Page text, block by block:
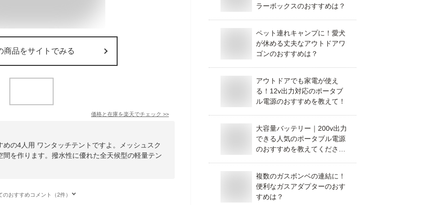
商品をサイトでみる
価格と在庫を楽天でチェック >>
の4人用 ワンタッチテントですよ。メッシュスク
を作ります。撥水性に優れた全天候型の軽量テン
のおすすめコメント（2件）
ラーボックスのおすすめは？
ペット連れキャンプに！愛犬
が休める丈夫なアウトドアワ
ゴンのおすすめは？
アウトドアでも家電が使え
る！12v出力対応のポータブ
ル電源のおすすめを教えて！
大容量バッテリー｜200v出力
できる人気のポータブル電源
のおすすめを教えてくださ
複数のガスボンベの連結に！
便利なガスアダプターのおす
すめは？